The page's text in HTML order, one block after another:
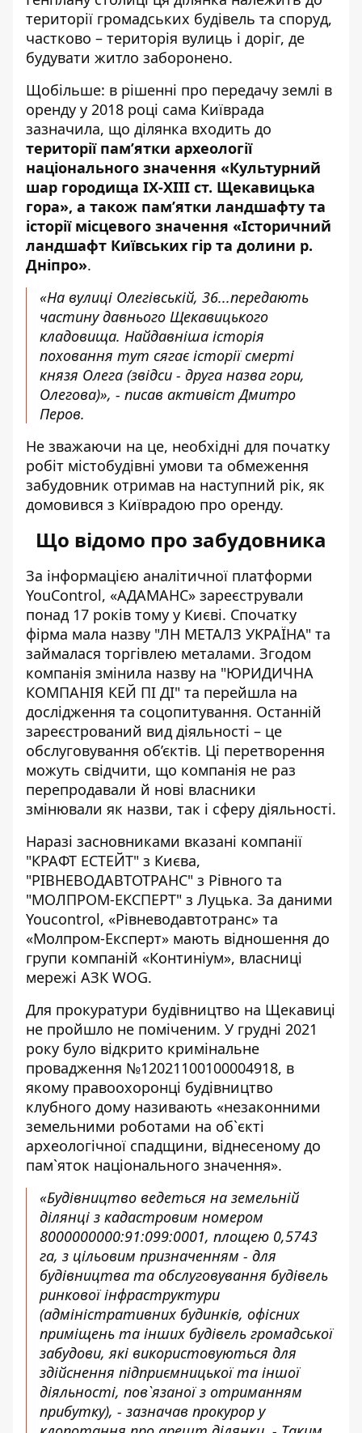
території громадських будівель та споруд,
частково – територія вулиць і доріг, де
будувати житло заборонено.
Щобільше: в рішенні про передачу землі в
оренду у 2018 році сама Київрада
зазначила, що ділянка входить до
території пам’ятки археології
національного значення «Культурний
шар городища ІХ-ХІІІ ст. Щекавицька
гора», а також пам’ятки ландшафту та
історії місцевого значення «Історичний
ландшафт Київських гір та долини р.
Дніпро».
«На вулиці Олегівській, 36...передають
частину давнього Щекавицького
кладовища. Найдавніша історія
поховання тут сягає історії смерті
князя Олега (звідси - друга назва гори,
Олегова)», - писав активіст Дмитро
Перов.
Не зважаючи на це, необхідні для початку
робіт містобудівні умови та обмеження
забудовник отримав на наступний рік, як
домовився з Київрадою про оренду.
Що відомо про забудовника
За інформацією аналітичної платформи
YouControl, «АДАМАНС» зареєстрували
понад 17 років тому у Києві. Спочатку
фірма мала назву "ЛН МЕТАЛЗ УКРАЇНА" та
займалася торгівлею металами. Згодом
компанія змінила назву на "ЮРИДИЧНА
КОМПАНІЯ КЕЙ ПІ ДІ" та перейшла на
дослідження та соцопитування. Останній
зареєстрований вид діяльності – це
обслуговування об’єктів. Ці перетворення
можуть свідчити, що компанія не раз
перепродавали й нові власники
змінювали як назви, так і сферу діяльності.
Наразі засновниками вказані компанії
"КРАФТ ЕСТЕЙТ" з Києва,
"РІВНЕВОДАВТОТРАНС" з Рівного та
"МОЛПРОМ-ЕКСПЕРТ" з Луцька. За даними
Youcontrol, «Рівневодавтотранс» та
«Молпром-Експерт» мають відношення до
групи компаній «Континіум», власниці
мережі АЗК WOG.
Для прокуратури будівництво на Щекавиці
не пройшло не поміченим. У грудні 2021
року було відкрито кримінальне
провадження №12021100100004918, в
якому правоохоронці будівництво
клубного дому називають «незаконними
земельними роботами на об`єкті
археологічної спадщини, віднесеному до
пам`яток національного значення».
«Будівництво ведеться на земельній
ділянці з кадастровим номером
8000000000:91:099:0001, площею 0,5743
га, з цільовим призначенням - для
будівництва та обслуговування будівель
ринкової інфраструктури
(адміністративних будинків, офісних
приміщень та інших будівель громадської
забудови, які використовуються для
здійснення підприємницької та іншої
діяльності, пов`язаної з отриманням
прибутку), - зазначав прокурор у